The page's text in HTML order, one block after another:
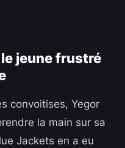
jeune frustré
convoitises, Yegor
la main sur sa
Jackets en a eu